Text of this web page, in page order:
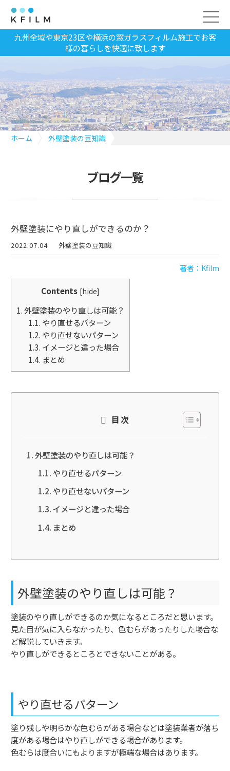
九州全域や東京23区や横浜の窓ガラスフィルム施工でお客
様の暮らしを快適に致します
ホーム
外壁塗装の豆知識
ブログ一覧
外壁塗装にやり直しができるのか？
2022.07.04 外壁塗装の豆知識
著者：Kfilm
Contents [hide]
1.外壁塗装のやり直しは可能？
1.1. やり直せるパターン
1.2. やり直せないパターン
1.3. イメージと違った場合
1.4. まとめ
目次
外壁塗装のやり直しは可能？
やり直せるパターン
やり直せないパターン
イメージと違った場合
まとめ
外壁塗装のやり直しは可能？
塗装のやり直しができるのか気になるところだと思います。
見た目が気に入らなかったり、色むらがあったりした場合な
ど解説していきます。
やり直しができるところとできないことがある。
やり直せるパターン
塗り残しや明らかな色むらがある場合などは塗装業者が落ち
度がある場合はやり直しができる場合があります。
色むらは度合いにもよりますが極端な場合はあります。